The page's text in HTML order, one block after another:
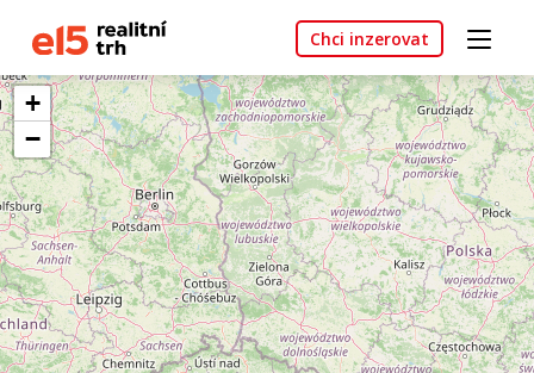
Chci inzerovat
+
−